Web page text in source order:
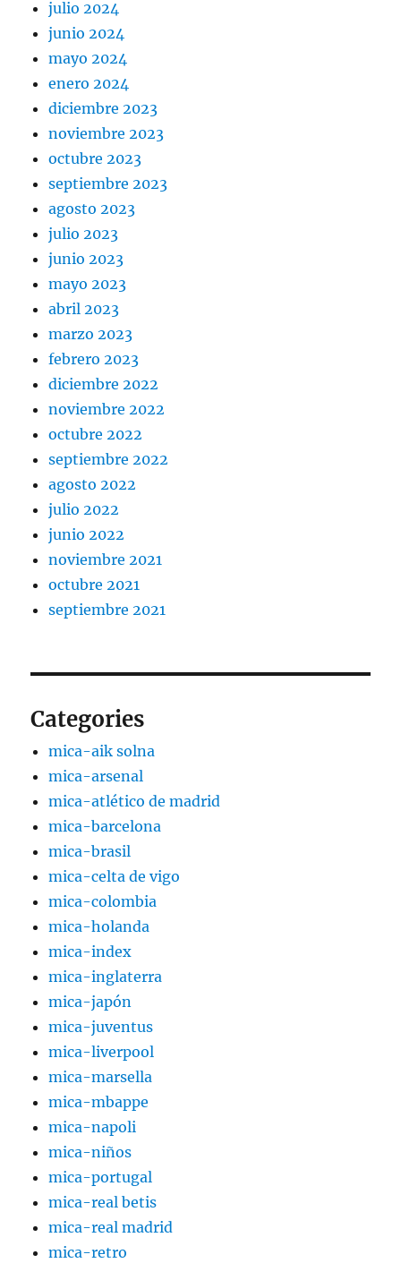
julio 2024
junio 2024
mayo 2024
enero 2024
diciembre 2023
noviembre 2023
octubre 2023
septiembre 2023
agosto 2023
julio 2023
junio 2023
mayo 2023
abril 2023
marzo 2023
febrero 2023
diciembre 2022
noviembre 2022
octubre 2022
septiembre 2022
agosto 2022
julio 2022
junio 2022
noviembre 2021
octubre 2021
septiembre 2021
Categories
mica-aik solna
mica-arsenal
mica-atlético de madrid
mica-barcelona
mica-brasil
mica-celta de vigo
mica-colombia
mica-holanda
mica-index
mica-inglaterra
mica-japón
mica-juventus
mica-liverpool
mica-marsella
mica-mbappe
mica-napoli
mica-niños
mica-portugal
mica-real betis
mica-real madrid
mica-retro